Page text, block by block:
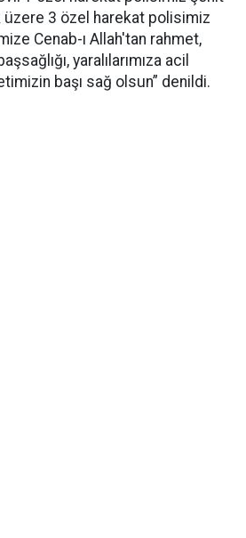
üzere 3 özel harekat polisimiz
Cenab-ı Allah'tan rahmet,
yaralılarımıza acil
başı sağ olsun” denildi.